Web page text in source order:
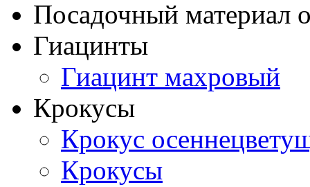
Посадочный материал
Гиацинты
Гиацинт махровый
Крокусы
Крокус
Крокусы